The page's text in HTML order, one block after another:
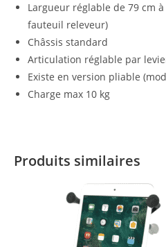
Largueur réglable de 79 cm
fauteuil releveur)
Châssis standard
Articulation réglable par
Existe en version pliable
Charge max 10 kg
Produits similaires